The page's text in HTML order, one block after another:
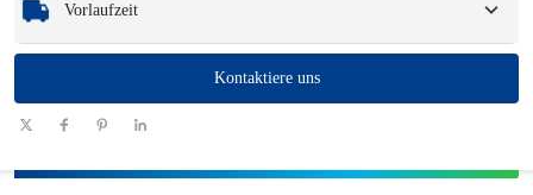
helfen, schnell und effizient die Produkte zu erhalten, die Sie benötigen.
Vorlaufzeit
101 - 1000 1001 - 10000
(Tage)
Kontaktiere uns